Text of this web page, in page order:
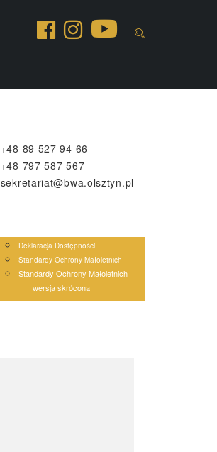
+48 89 527 94 66
+48 797 587 567
sekretariat@bwa.olsztyn.pl
Deklaracja Dostępności
Standardy Ochrony Małoletnich
Standardy Ochrony Małoletnich
wersja skrócona